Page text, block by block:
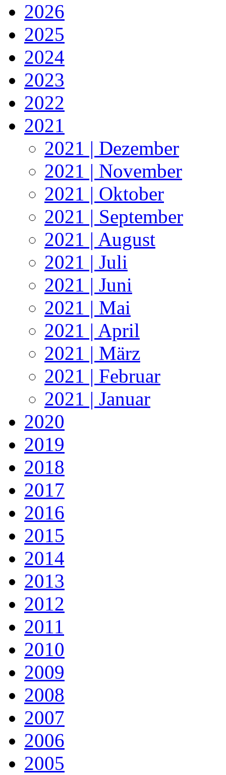
2026
2025
2024
2023
2022
2021
2021 | Dezember
2021 | November
2021 | Oktober
2021 | September
2021 | August
2021 | Juli
2021 | Juni
2021 | Mai
2021 | April
2021 | März
2021 | Februar
2021 | Januar
2020
2019
2018
2017
2016
2015
2014
2013
2012
2011
2010
2009
2008
2007
2006
2005